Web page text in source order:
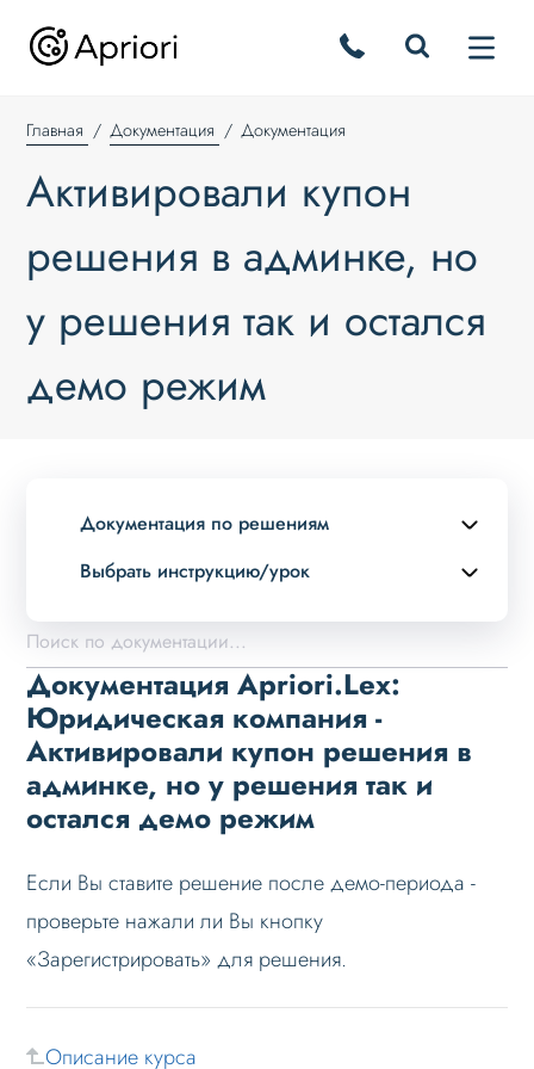
Главная Документация Документация
Активировали купон
решения в админке, но
у решения так и остался
демо режим
Документация по решениям
Выбрать инструкцию/урок
Описание курса
Возможности
Примеры страниц
Установка и обновление
Данные
Дизайн
Оформление контента
Слайдер
Мультирегиональность
Меню сайта
Документация Apriori.Lex:
Юридическая компания -
Активировали купон решения в
админке, но у решения так и
остался демо режим
Если Вы ставите решение после демо-периода -
проверьте нажали ли Вы кнопку
«Зарегистрировать» для решения.
Описание курса